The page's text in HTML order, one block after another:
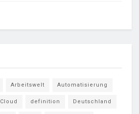
Arbeitswelt Automatisierung
Cloud definition Deutschland